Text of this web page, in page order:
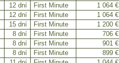
12 dní First Minute 1 064 €
12 dní First Minute 1 064 €
15 dní First Minute 1 200 €
8 dní First Minute 706 €
8 dní First Minute 901 €
8 dní First Minute 899 €